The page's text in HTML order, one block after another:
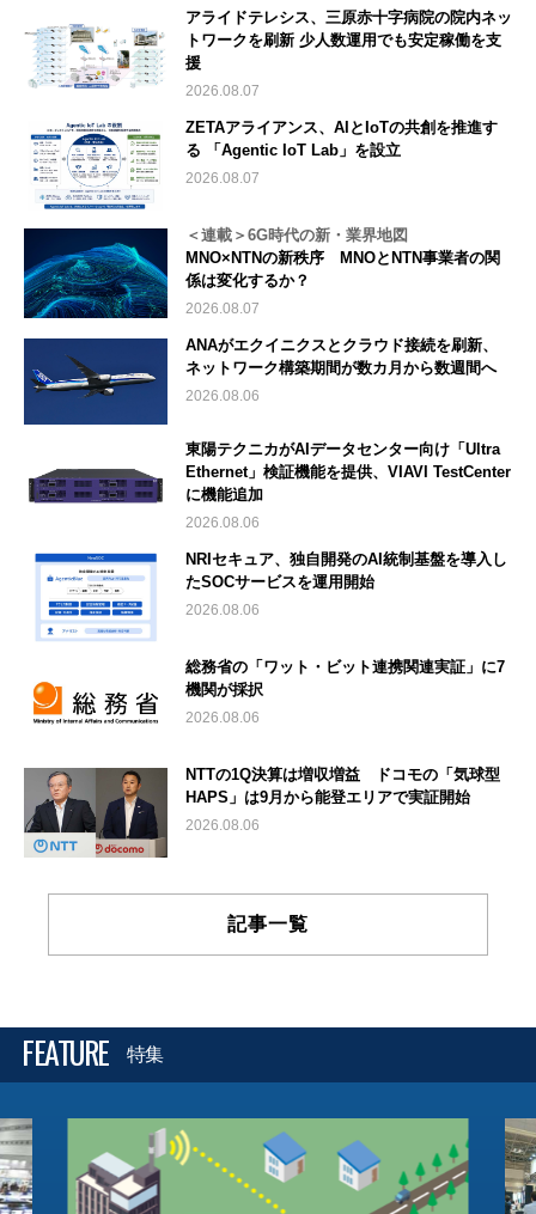
アライドテレシス、三原赤十字病院の院内ネッ
トワークを刷新 少人数運用でも安定稼働を支
援
2026.08.07
ZETAアライアンス、AIとIoTの共創を推進す
る 「Agentic IoT Lab」を設立
2026.08.07
＜連載＞6G時代の新・業界地図
MNO×NTNの新秩序 MNOとNTN事業者の関
係は変化するか？
2026.08.07
ANAがエクイニクスとクラウド接続を刷新、
ネットワーク構築期間が数カ月から数週間へ
2026.08.06
東陽テクニカがAIデータセンター向け「Ultra
Ethernet」検証機能を提供、VIAVI TestCenter
に機能追加
2026.08.06
NRIセキュア、独自開発のAI統制基盤を導入し
たSOCサービスを運用開始
2026.08.06
総務省の「ワット・ビット連携関連実証」に7
機関が採択
2026.08.06
NTTの1Q決算は増収増益 ドコモの「気球型
HAPS」は9月から能登エリアで実証開始
2026.08.06
記事一覧
FEATURE 特集